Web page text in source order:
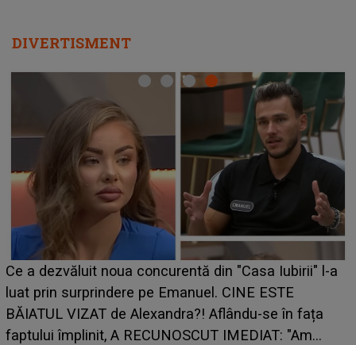
DIVERTISMENT
Ce a dezvăluit noua concurentă din "Casa Iubirii" l-a
luat prin surprindere pe Emanuel. CINE ESTE
BĂIATUL VIZAT de Alexandra?! Aflându-se în fața
faptului împlinit, A RECUNOSCUT IMEDIAT: "Am